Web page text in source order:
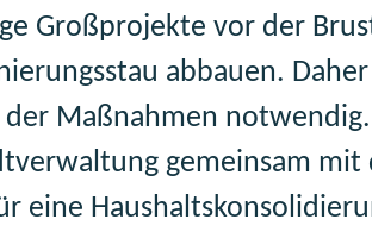
Großprojekte vor der
abbauen.
der Maßnahmen
gemeinsam mit
eine